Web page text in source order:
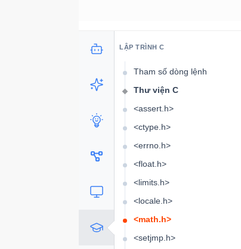
LẬP TRÌNH C
Tham số dòng lệnh
Thư viện C
<assert.h>
<ctype.h>
<errno.h>
<float.h>
<limits.h>
<locale.h>
<math.h>
<setjmp.h>